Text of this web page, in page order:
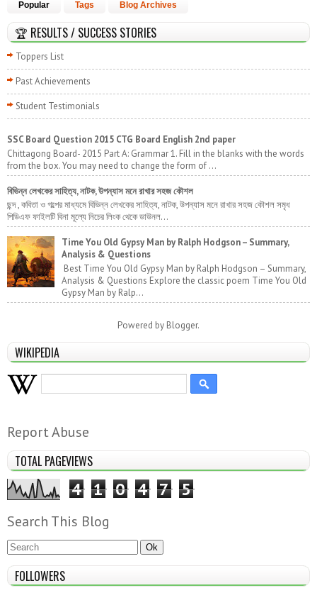
Popular Tags Blog Archives
🏆 RESULTS / SUCCESS STORIES
Toppers List
Past Achievements
Student Testimonials
SSC Board Question 2015 CTG Board English 2nd paper
Chittagong Board- 2015 Part A: Grammar 1. Fill in the blanks with the words
from the box. You may need to change the form of ...
বিভিন্ন লেখকের সাহিত্য, নাটক, উপন্যাস মনে রাখার সহজ কৌশল
ছন্দ , কবিতা ও গল্পের মাধ্যমে বিভিন্ন লেখকের সাহিত্য, নাটক, উপন্যাস মনে রাখার সহজ কৌশল সমৃধ
পিডিএফ ফাইলটি বিনা মূল্যে নিচের লিংক থেকে ডাউনল...
Time You Old Gypsy Man by Ralph Hodgson – Summary,
Analysis & Questions
Best Time You Old Gypsy Man by Ralph Hodgson – Summary,
Analysis & Questions Explore the classic poem Time You Old
Gypsy Man by Ralp...
Powered by Blogger.
WIKIPEDIA
Report Abuse
TOTAL PAGEVIEWS
4 1 0 4 7 5
Search This Blog
FOLLOWERS